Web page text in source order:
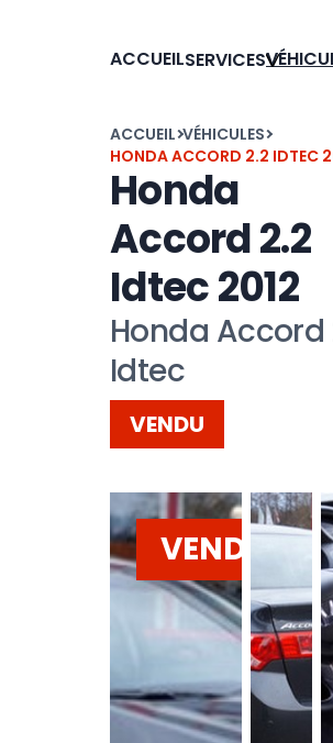
ACCUEILSERVICES
ACCUEIL VÉHICULES
HONDA ACCORD 2.2 IDTEC
Honda
Accord 2.2
Idtec 2012
Honda Accord
Idtec
VENDU
VENDU